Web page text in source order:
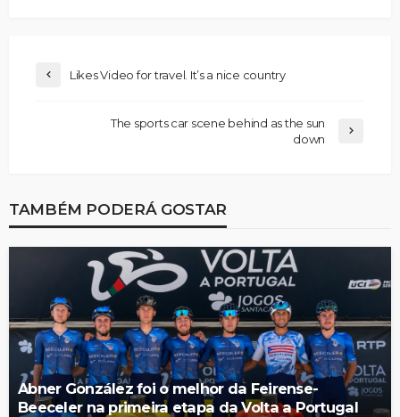
Likes Video for travel. It’s a nice country
The sports car scene behind as the sun
down
TAMBÉM PODERÁ GOSTAR
Abner González foi o melhor da Feirense-
Beeceler na primeira etapa da Volta a Portugal